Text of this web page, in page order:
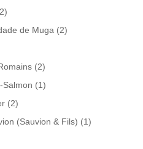
de Muga (2)
(2)
Salmon (1)
(2)
(Sauvion & Fils) (1)